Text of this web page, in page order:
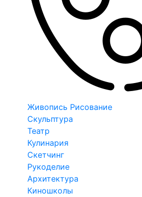
Живопись Рисование
Скульптура
Театр
Кулинария
Скетчинг
Рукоделие
Архитектура
Киношколы